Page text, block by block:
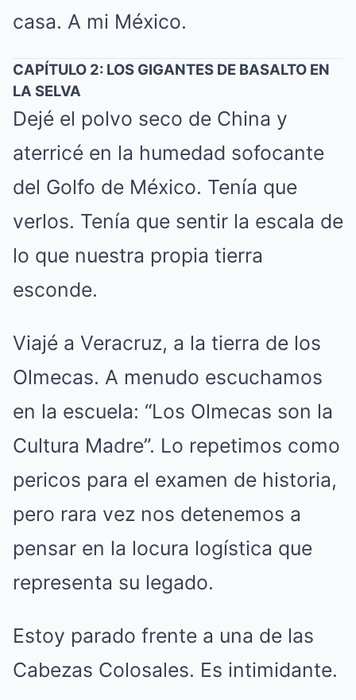
casa. A mi México.
CAPÍTULO 2: LOS GIGANTES DE BASALTO EN
LA SELVA
Dejé el polvo seco de China y
aterricé en la humedad sofocante
del Golfo de México. Tenía que
verlos. Tenía que sentir la escala de
lo que nuestra propia tierra
esconde.
Viajé a Veracruz, a la tierra de los
Olmecas. A menudo escuchamos
en la escuela: “Los Olmecas son la
Cultura Madre”. Lo repetimos como
pericos para el examen de historia,
pero rara vez nos detenemos a
pensar en la locura logística que
representa su legado.
Estoy parado frente a una de las
Cabezas Colosales. Es intimidante.